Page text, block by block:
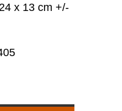
x 13 cm +/-